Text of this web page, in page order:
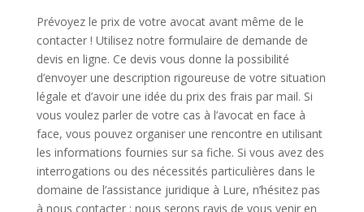
Prévoyez le prix de votre avocat avant même de le
contacter ! Utilisez notre formulaire de demande de
devis en ligne. Ce devis vous donne la possibilité
d’envoyer une description rigoureuse de votre situation
légale et d’avoir une idée du prix des frais par mail. Si
vous voulez parler de votre cas à l’avocat en face à
face, vous pouvez organiser une rencontre en utilisant
les informations fournies sur sa fiche. Si vous avez des
interrogations ou des nécessités particulières dans le
domaine de l’assistance juridique à Lure, n’hésitez pas
à nous contacter : nous serons ravis de vous venir en